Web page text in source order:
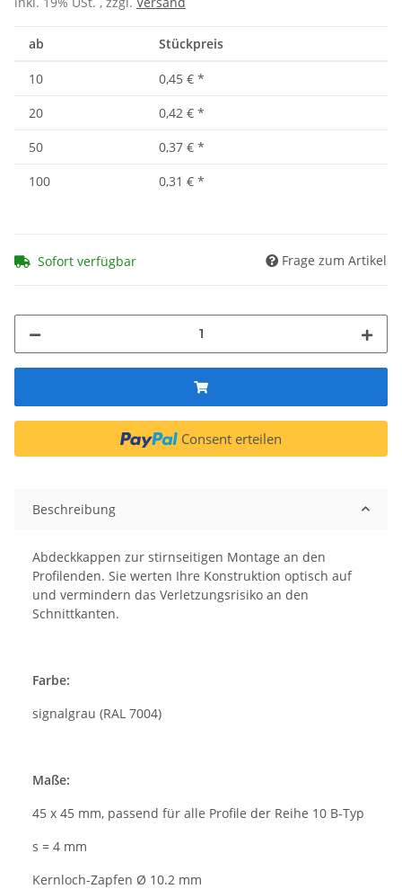
ab Stückpreis
10 0,45 € *
20
0,42 € *
50
0,37 € *
100
0,31 € *
Sofort verfügbar Frage zum Artikel
Consent erteilen
Beschreibung
Abdeckkappen zur stirnseitigen Montage an den
Profilenden. Sie werten Ihre Konstruktion optisch auf
und vermindern das Verletzungsrisiko an den
Schnittkanten.
Farbe:
signalgrau (RAL 7004)
Maße:
45 x 45 mm, passend für alle Profile der Reihe 10 B-Typ
s = 4 mm
Kernloch-Zapfen Ø 10.2 mm